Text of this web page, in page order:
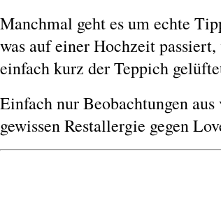
Manchmal geht es um echte
was auf einer Hochzeit
einfach kurz der Teppich
Einfach nur Beobachtungen
gewissen Restallergie gegen